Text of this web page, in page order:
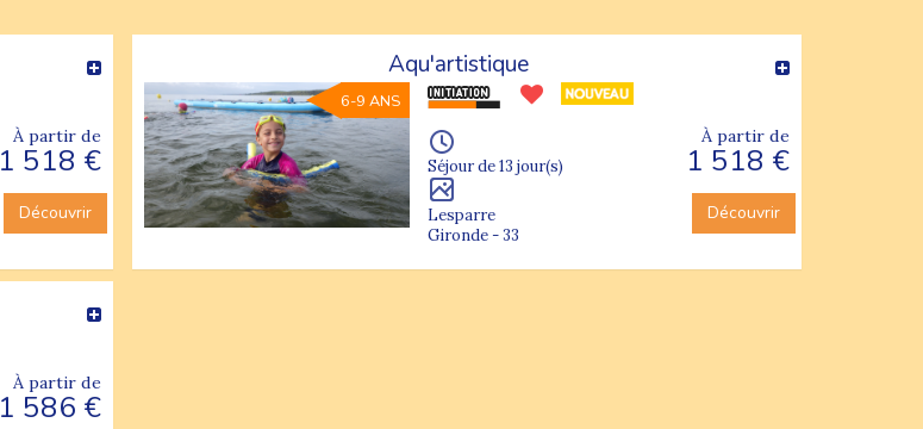
À partir de
1 518 €
Découvrir
Aqu'artistique
6-9 ANS
Séjour de 13 jour(s)
Lesparre
Gironde - 33
À partir de
1 518 €
Découvrir
À partir de
1 586 €